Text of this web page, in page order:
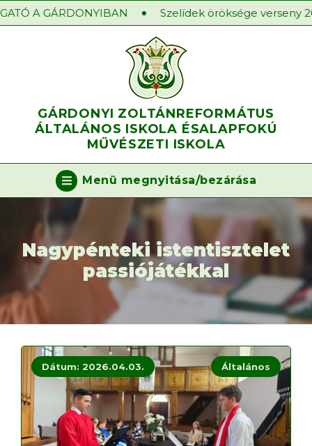
A GÁRDONYIBAN Szelídek öröksége verseny
GÁRDONYI ZOLTÁNREFORMÁTUS
ÁLTALÁNOS ISKOLA ÉSALAPFOKÚ
MŰVÉSZETI ISKOLA
Menü megnyitása/bezárása
Nagypénteki istentisztelet
passiójátékkal
Dátum: 2026.04.03. Általános